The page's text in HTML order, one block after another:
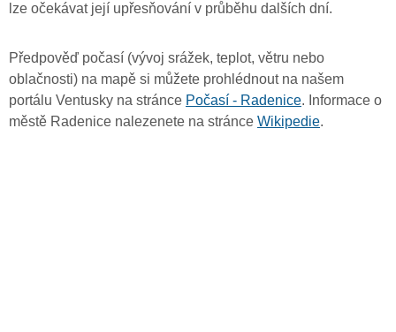
lze očekávat její upřesňování v průběhu dalších dní.
Předpověď počasí (vývoj srážek, teplot, větru nebo
oblačnosti) na mapě si můžete prohlédnout na našem
portálu Ventusky na stránce Počasí - Radenice. Informace o
městě Radenice nalezenete na stránce Wikipedie.